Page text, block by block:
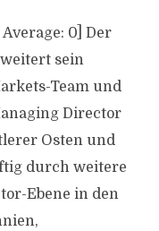
0] Der
sein
Team und
Director
Osten und
durch weitere
Ebene in den